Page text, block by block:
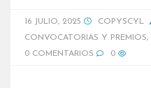
16 JULIO, 2025
COPYSCYL
CONVOCATORIAS Y PREMIOS,
0 COMENTARIOS
0